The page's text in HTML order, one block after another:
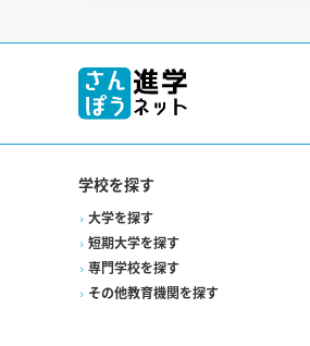
学校を探す
大学を探す
短期大学を探す
専門学校を探す
その他教育機関を探す